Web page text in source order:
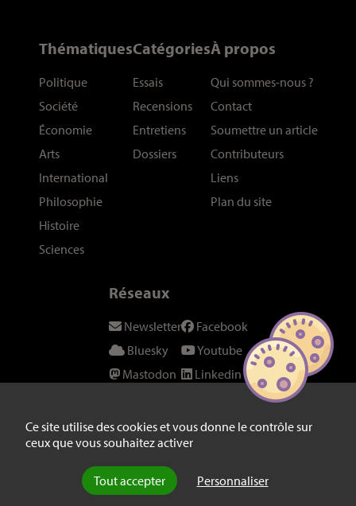
Ce site utilise des cookies et vous donne le contrôle sur
ceux que vous souhaitez activer
Tout accepter Personnaliser
Thématiques
Politique
Société
Économie
Arts
International
Philosophie
Histoire
Sciences
Catégories
Essais
Recensions
Entretiens
Dossiers
À propos
Qui sommes-nous ?
Contact
Soumettre un article
Contributeurs
Liens
Plan du site
Réseaux
Newsletter
Bluesky
Mastodon
Instagram
Twitter/X
Facebook
Youtube
Linkedin
Fil RSS